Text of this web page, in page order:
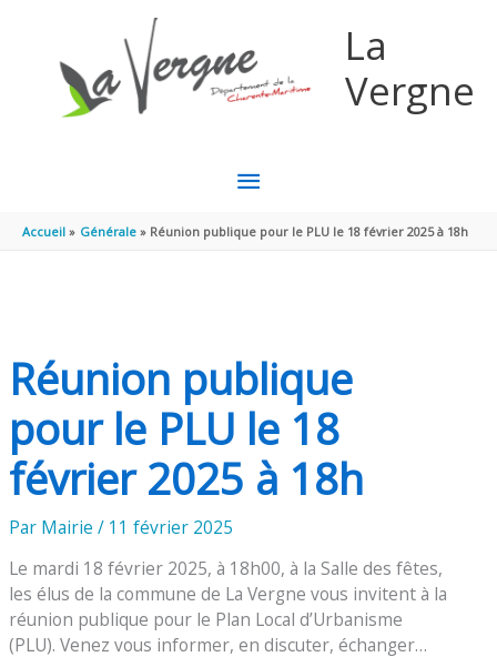
La
Vergne
MENU
PRINCIPAL
Accueil Générale Réunion publique pour le PLU le 18 février 2025 à 18h
Réunion publique
pour le PLU le 18
février 2025 à 18h
Par Mairie/ 11 février 2025
Le mardi 18 février 2025, à 18h00, à la Salle des fêtes,
les élus de la commune de La Vergne vous invitent à la
réunion publique pour le Plan Local d’Urbanisme
(PLU). Venez vous informer, en discuter, échanger…